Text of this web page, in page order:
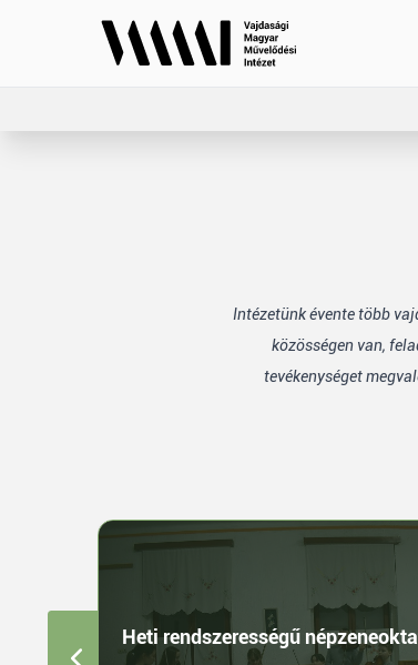
Intézetünk évente több
közösségen van,
tevékenységet
Heti rendszerességű